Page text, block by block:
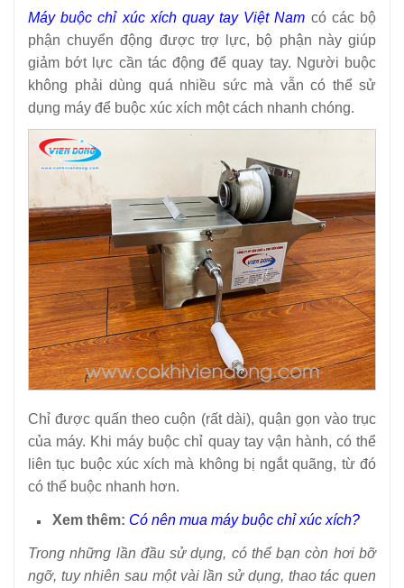
Máy buộc chỉ xúc xích quay tay Việt Nam có các bộ
phận chuyển động được trợ lực, bộ phận này giúp
giảm bớt lực cần tác động để quay tay. Người buộc
không phải dùng quá nhiều sức mà vẫn có thể sử
dụng máy để buộc xúc xích một cách nhanh chóng.
Chỉ được quấn theo cuộn (rất dài), quận gọn vào trục
của máy. Khi máy buộc chỉ quay tay vận hành, có thể
liên tục buộc xúc xích mà không bị ngắt quãng, từ đó
có thể buộc nhanh hơn.
Xem thêm: Có nên mua máy buộc chỉ xúc xích?
Trong những lần đầu sử dụng, có thể bạn còn hơi bỡ
ngỡ, tuy nhiên sau một vài lần sử dụng, thao tác quen